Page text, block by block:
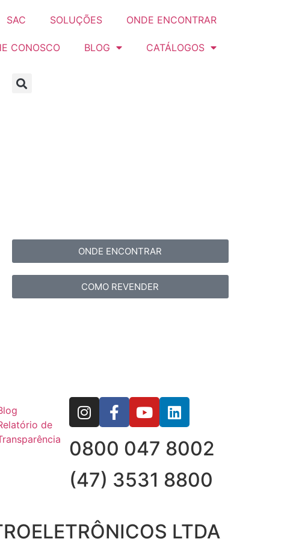
SAC SOLUÇÕES ONDE ENCONTRAR
CONOSCO BLOG CATÁLOGOS
ONDE ENCONTRAR
COMO REVENDER
de
0800 047 8002
(47) 3531 8800
LTDA